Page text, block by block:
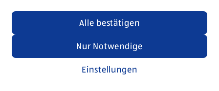
Einstellungen
Nur Notwendige
Alle bestätigen